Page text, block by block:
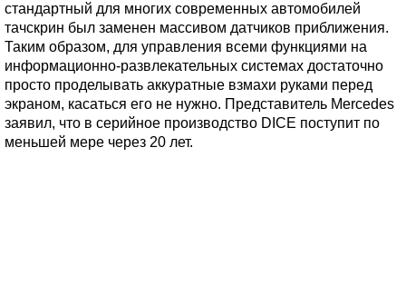
стандартный для многих современных автомобилей
тачскрин был заменен массивом датчиков приближения.
Таким образом, для управления всеми функциями на
информационно-развлекательных системах достаточно
просто проделывать аккуратные взмахи руками перед
экраном, касаться его не нужно. Представитель Mercedes
заявил, что в серийное производство DICE поступит по
меньшей мере через 20 лет.